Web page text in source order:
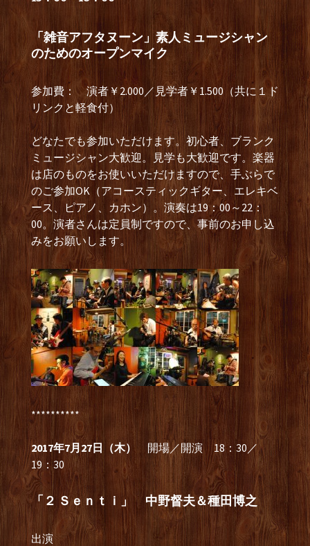
「雑音アフタヌーン」素人ミュージシャン
のためのオープンマイク
参加費： 演者￥2.000／見学者￥1.500（共に１ド
リンクと軽食付）
どなたでも参加いただけます。初心者、ブランク
ミュージシャン大歓迎。見学も大歓迎です。楽器
は店のものをお使いいただけますので、手ぶらで
のご参加OK（アコースティックギター、エレキベ
ース、ピアノ、カホン）。演奏は19：00～22：
00。演者さんは定員制ですので、事前のお申し込
みをお願いします。
**********
2017年7月27日（木） 開場／開演 18：30／
19：30
「２ Ｓｅｎｔｉ」 中野督夫＆種田博之
出演